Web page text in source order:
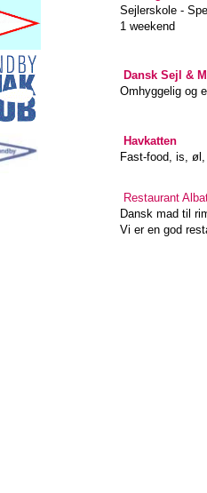
Sejlerskole -
1 weekend
Dansk Sejl &
Omhyggelig og
Havkatten
Fast-food, is,
Restaurant
Dansk mad til
Vi er en god